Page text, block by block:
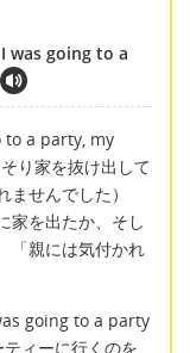
was going to a
a party, my
り家を抜け出して
せんでした）
家を出たか、そし
「親には気付かれ
going to a party
ィーに行くのを